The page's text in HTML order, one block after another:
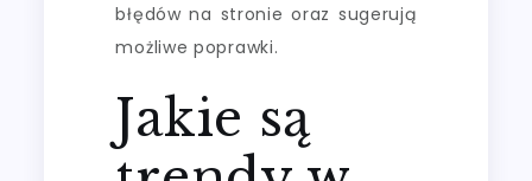
błędów na stronie oraz sugerują
możliwe poprawki.
Jakie są